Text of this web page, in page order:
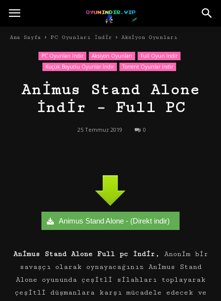
Ana Sayfa PC Oyunları İndir Aksiyon Oyunları
PC Oyunları İndir Aksiyon Oyunları
Full Oyun İndir
Küçük Boyutlu Oyunlar İndir
Torrent Oyunlar indir
Animus Stand Alone
İndir – Full PC
25 Temmuz 2019 0
Animus Stand Alone - (Direkt indir)
Animus Stand Alone Full pc İndir,
Anonim bir
savaşçı olarak oynayacağınız Animus Stand
Alone oyununda çeşitli silahları toplayarak
çeşitli düşmanlara karşı mücadele edecek ve